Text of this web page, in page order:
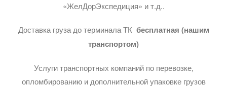
«ЖелДорЭкспедиция» и т.д..
Доставка груза до терминала ТК бесплатная (нашим
транспортом)
Услуги транспортных компаний по перевозке,
опломбированию и дополнительной упаковке грузов